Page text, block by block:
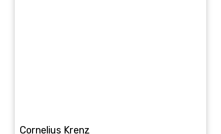
Cornelius Krenz